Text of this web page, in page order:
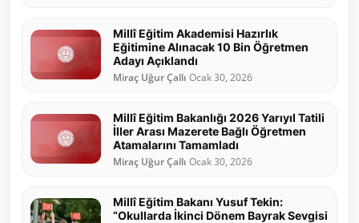
Millî Eğitim Akademisi Hazırlık
Eğitimine Alınacak 10 Bin Öğretmen
Adayı Açıklandı
Miraç Uğur Çallı Ocak 30, 2026
Millî Eğitim Bakanlığı 2026 Yarıyıl Tatili
İller Arası Mazerete Bağlı Öğretmen
Atamalarını Tamamladı
Miraç Uğur Çallı Ocak 30, 2026
Millî Eğitim Bakanı Yusuf Tekin:
“Okullarda İkinci Dönem Bayrak Sevgisi